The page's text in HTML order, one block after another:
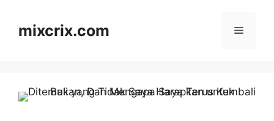
contentmixcrix.com Menu